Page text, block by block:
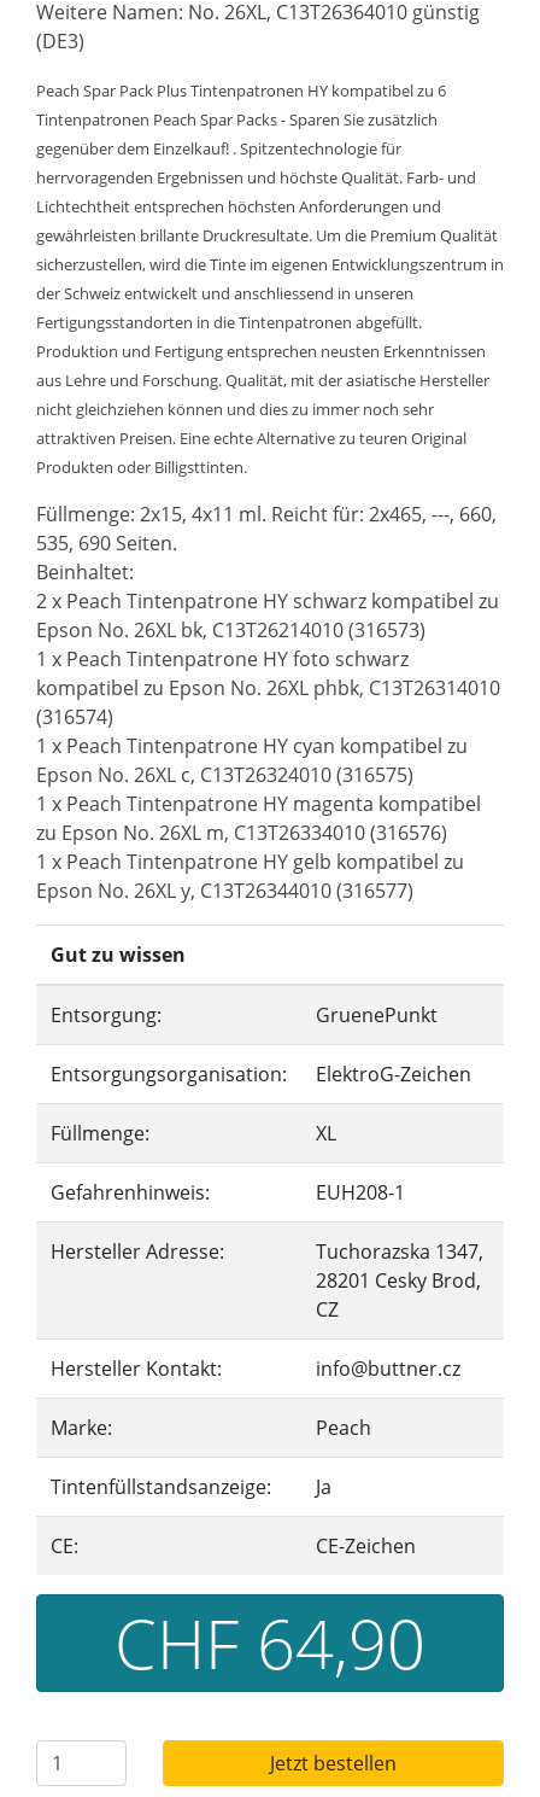
Weitere Namen: No. 26XL, C13T26364010 günstig
(DE3)
Peach Spar Pack Plus Tintenpatronen HY kompatibel zu 6
Tintenpatronen Peach Spar Packs - Sparen Sie zusätzlich
gegenüber dem Einzelkauf! . Spitzentechnologie für
herrvoragenden Ergebnissen und höchste Qualität. Farb- und
Lichtechtheit entsprechen höchsten Anforderungen und
gewährleisten brillante Druckresultate. Um die Premium Qualität
sicherzustellen, wird die Tinte im eigenen Entwicklungszentrum in
der Schweiz entwickelt und anschliessend in unseren
Fertigungsstandorten in die Tintenpatronen abgefüllt.
Produktion und Fertigung entsprechen neusten Erkenntnissen
aus Lehre und Forschung. Qualität, mit der asiatische Hersteller
nicht gleichziehen können und dies zu immer noch sehr
attraktiven Preisen. Eine echte Alternative zu teuren Original
Produkten oder Billigsttinten.
Füllmenge: 2x15, 4x11 ml. Reicht für: 2x465, ---, 660,
535, 690 Seiten.
Beinhaltet:
2 x Peach Tintenpatrone HY schwarz kompatibel zu
Epson No. 26XL bk, C13T26214010 (316573)
1 x Peach Tintenpatrone HY foto schwarz
kompatibel zu Epson No. 26XL phbk, C13T26314010
(316574)
1 x Peach Tintenpatrone HY cyan kompatibel zu
Epson No. 26XL c, C13T26324010 (316575)
1 x Peach Tintenpatrone HY magenta kompatibel
zu Epson No. 26XL m, C13T26334010 (316576)
1 x Peach Tintenpatrone HY gelb kompatibel zu
Epson No. 26XL y, C13T26344010 (316577)
Gut zu wissen
Entsorgung: GruenePunkt
Entsorgungsorganisation: ElektroG-Zeichen
Füllmenge: XL
Gefahrenhinweis: EUH208-1
Hersteller Adresse:
Tuchorazska 1347,
28201 Cesky Brod,
CZ
Hersteller Kontakt: info@buttner.cz
Marke: Peach
Tintenfüllstandsanzeige: Ja
CE: CE-Zeichen
CHF 64,90
Jetzt bestellen